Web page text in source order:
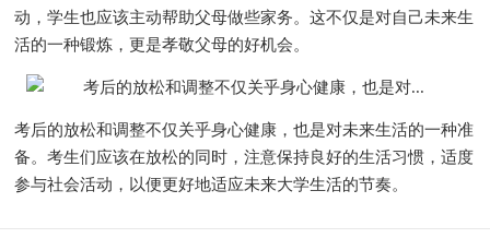
动，学生也应该主动帮助父母做些家务。这不仅是对自己未来生
活的一种锻炼，更是孝敬父母的好机会。
考后的放松和调整不仅关乎身心健康，也是对未来生活的一种准
备。考生们应该在放松的同时，注意保持良好的生活习惯，适度
参与社会活动，以便更好地适应未来大学生活的节奏。